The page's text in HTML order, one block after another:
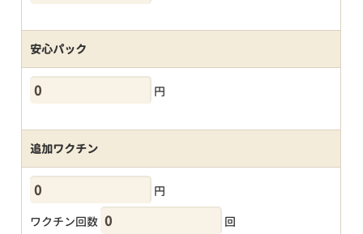
安心パック
円
追加ワクチン
円
ワクチン回数
回